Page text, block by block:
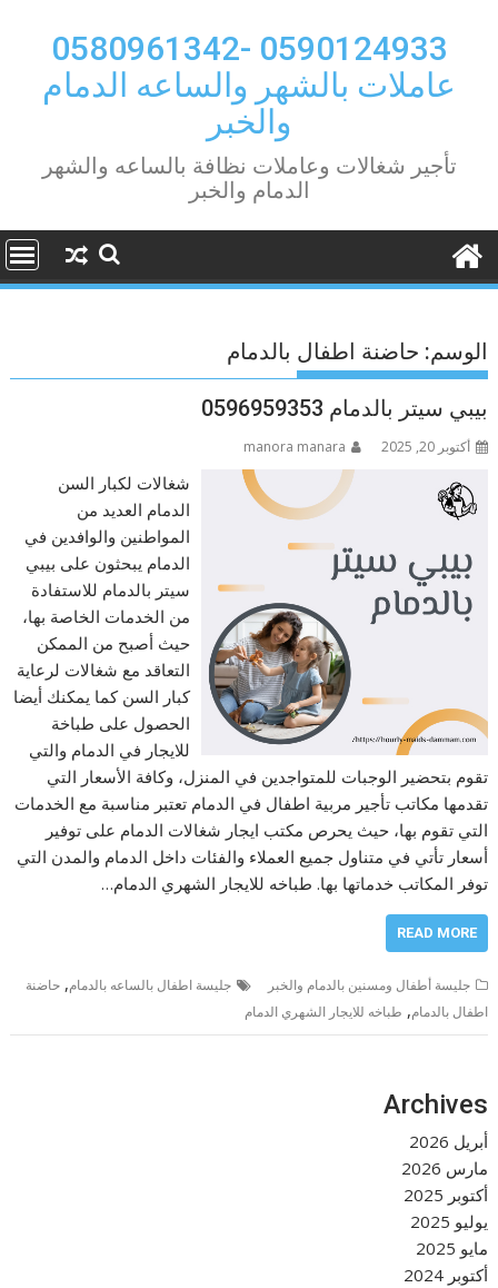
content
0590124933 -0580961342
عاملات بالشهر والساعه الدمام
والخبر
تأجير شغالات وعاملات نظافة بالساعه والشهر
الدمام والخبر
الوسم: حاضنة اطفال بالدمام
بيبي سيتر بالدمام 0596959353
أكتوبر 20, 2025 manora manara
شغالات لكبار السن
الدمام العديد من
المواطنين والوافدين في
الدمام يبحثون على بيبي
سيتر بالدمام للاستفادة
من الخدمات الخاصة بها،
حيث أصبح من الممكن
التعاقد مع شغالات لرعاية
كبار السن كما يمكنك أيضا
الحصول على طباخة
للايجار في الدمام والتي
تقوم بتحضير الوجبات للمتواجدين في المنزل، وكافة الأسعار التي
تقدمها مكاتب تأجير مربية اطفال في الدمام تعتبر مناسبة مع الخدمات
التي تقوم بها، حيث يحرص مكتب ايجار شغالات الدمام على توفير
أسعار تأتي في متناول جميع العملاء والفئات داخل الدمام والمدن التي
توفر المكاتب خدماتها بها. طباخه للايجار الشهري الدمام…
READ MORE
جليسة أطفال ومسنين بالدمام والخبر جليسة اطفال بالساعه بالدمام,حاضنة
اطفال بالدمام, طباخه للايجار الشهري الدمام
Archives
أبريل 2026
مارس 2026
أكتوبر 2025
يوليو 2025
مايو 2025
أكتوبر 2024